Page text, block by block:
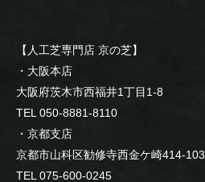
【人工芝専門店 京の芝】
・大阪本店
大阪府茨木市西福井1丁目1-8
TEL 050-8881-8110
・京都支店
京都市山科区勧修寺西金ケ崎414-103
TEL 075-600-0245